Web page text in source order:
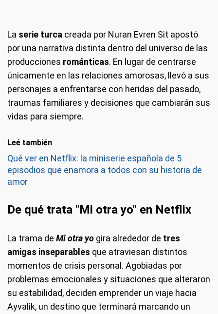
La serie turca creada por Nuran Evren Sit apostó
por una narrativa distinta dentro del universo de las
producciones románticas. En lugar de centrarse
únicamente en las relaciones amorosas, llevó a sus
personajes a enfrentarse con heridas del pasado,
traumas familiares y decisiones que cambiarán sus
vidas para siempre.
Leé también
Qué ver en Netflix: la miniserie española de 5
episodios que enamora a todos con su historia de
amor
De qué trata "Mi otra yo" en Netflix
La trama de Mi otra yo gira alrededor de tres
amigas inseparables que atraviesan distintos
momentos de crisis personal. Agobiadas por
problemas emocionales y situaciones que alteraron
su estabilidad, deciden emprender un viaje hacia
Ayvalik, un destino que terminará marcando un